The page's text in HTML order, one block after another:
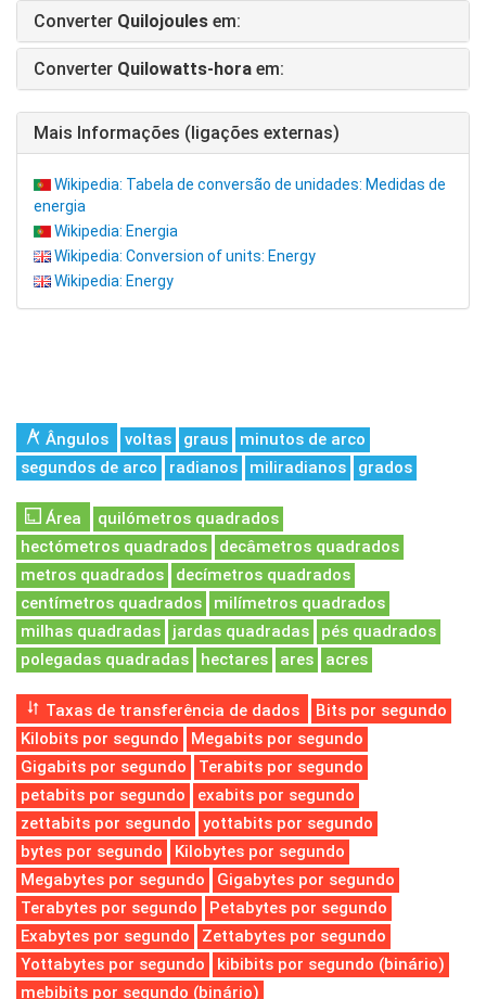
Converter Quilojoules em:
Converter Quilowatts-hora em:
Mais Informações (ligações externas)
Wikipedia: Tabela de conversão de unidades: Medidas de
energia
Wikipedia: Energia
Wikipedia: Conversion of units: Energy
Wikipedia: Energy
Ângulos voltas graus
minutos de arco
segundos de arco
radianos miliradianos grados
Área
quilómetros quadrados
hectómetros quadrados
decâmetros quadrados
metros quadrados
decímetros quadrados
centímetros quadrados
milímetros quadrados
milhas quadradas
jardas quadradas
pés quadrados
polegadas quadradas
hectares ares acres
Taxas de transferência de dados
Bits por segundo
Kilobits por segundo
Megabits por segundo
Gigabits por segundo
Terabits por segundo
petabits por segundo
exabits por segundo
zettabits por segundo
yottabits por segundo
bytes por segundo
Kilobytes por segundo
Megabytes por segundo
Gigabytes por segundo
Terabytes por segundo
Petabytes por segundo
Exabytes por segundo
Zettabytes por segundo
Yottabytes por segundo
kibibits por segundo (binário)
mebibits por segundo (binário)